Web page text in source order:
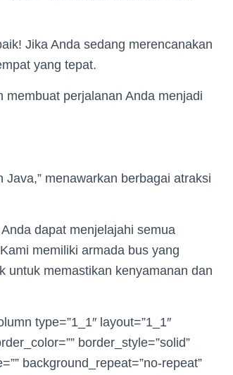
Jika Anda sedang merencanakan
yang tepat.
perjalanan Anda menjadi
menawarkan berbagai atraksi
dapat menjelajahi semua
memiliki armada bus yang
untuk memastikan kenyamanan dan
type=”1_1″ layout=”1_1″
border_style=”solid”
background_repeat=”no-repeat”